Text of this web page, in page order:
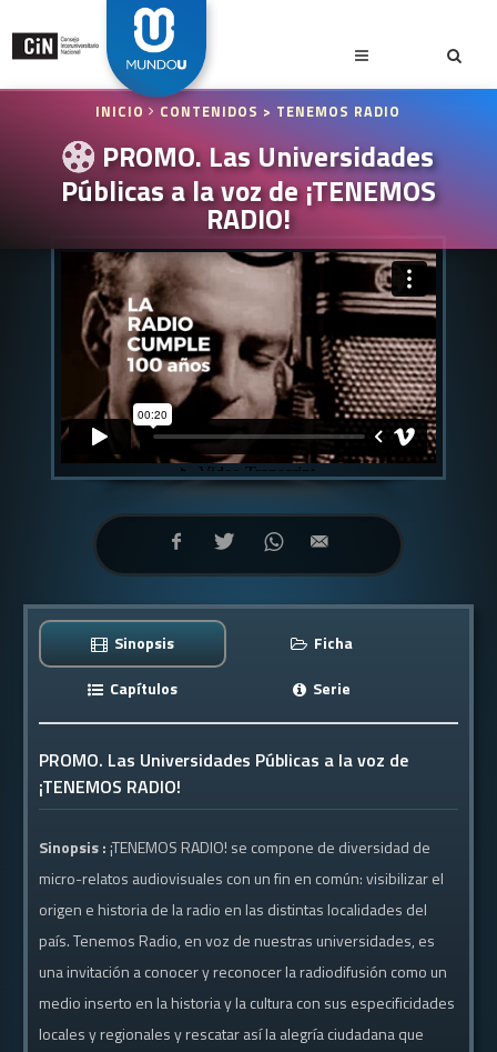
INICIO CONTENIDOS > TENEMOS RADIO
PROMO. Las Universidades
Públicas a la voz de ¡TENEMOS
RADIO!
Sinopsis
Ficha
Capítulos
Serie
PROMO. Las Universidades Públicas a la voz de
¡TENEMOS RADIO!
Sinopsis : ¡TENEMOS RADIO! se compone de diversidad de
micro-relatos audiovisuales con un fin en común: visibilizar el
origen e historia de la radio en las distintas localidades del
país. Tenemos Radio, en voz de nuestras universidades, es
una invitación a conocer y reconocer la radiodifusión como un
medio inserto en la historia y la cultura con sus especificidades
locales y regionales y rescatar así la alegría ciudadana que